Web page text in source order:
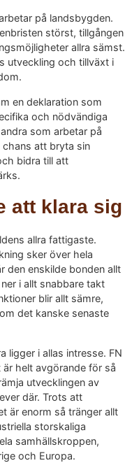
på landsbygden.
störst, tillgången
allra sämst.
utveckling och tillväxt i
en deklaration som
och nödvändiga
som arbetar på
chans att bryta sin
bidra till att
att klara sig
allra fattigaste.
sker över hela
den enskilde bonden allt
i allt snabbare takt
blir allt sämre,
det kanske senaste
ligger i allas intresse. FN
helt avgörande för så
utvecklingen av
där. Trots att
är enorm så tränger allt
storskaliga
samhällskroppen,
och Europa.